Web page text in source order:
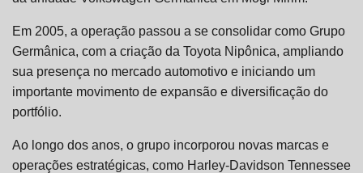
Em 2005, a operação passou a se consolidar como Grupo
Germânica, com a criação da Toyota Nipônica, ampliando
sua presença no mercado automotivo e iniciando um
importante movimento de expansão e diversificação do
portfólio.
Ao longo dos anos, o grupo incorporou novas marcas e
operações estratégicas, como Harley-Davidson Tennessee